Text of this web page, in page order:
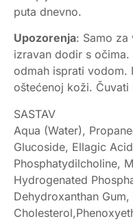
puta dnevno.
Upozorenja: Samo za
izravan dodir s
odmah isprati vodom.
oštećenoj koži.
SASTAV
Aqua (Water),
Glucoside, Ellagic
Phosphatydilcholine,
Hydrogenated
Dehydroxanthan